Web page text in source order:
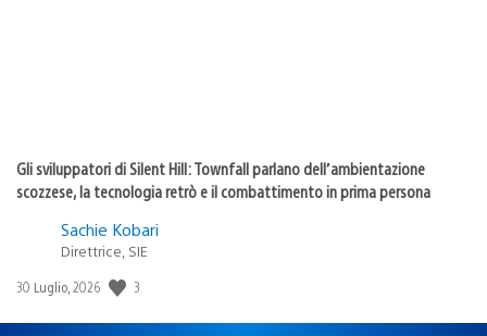
Gli sviluppatori di Silent Hill: Townfall parlano dell’ambientazione
scozzese, la tecnologia retrò e il combattimento in prima persona
Sachie Kobari
Direttrice, SIE
Data
pubblicazione:
30 Luglio, 2026 3